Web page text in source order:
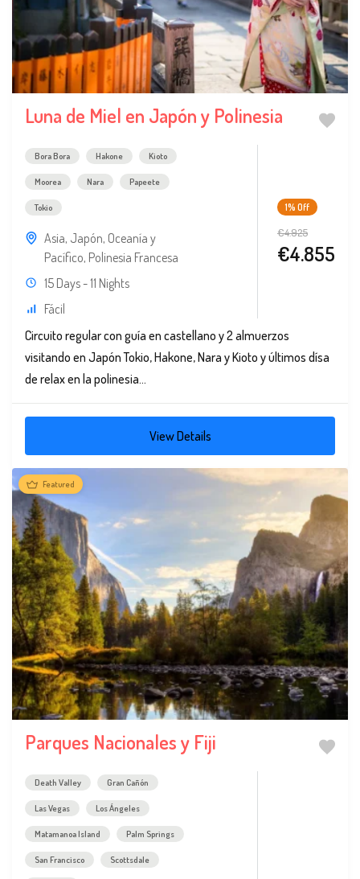
Luna de Miel en Japón y Polinesia
Bora Bora Hakone Kioto
Moorea Nara Papeete
Tokio
Asia, Japón, Oceanía y
Pacífico, Polinesia Francesa
15 Days - 11 Nights
Fácil
1% Off
€4.855
€4.925
Circuito regular con guía en castellano y 2 almuerzos
visitando en Japón Tokio, Hakone, Nara y Kioto y últimos dísa
de relax en la polinesia...
View Details
Featured
Parques Nacionales y Fiji
Death Valley Gran Cañón
Las Vegas Los Ángeles
Matamanoa Island Palm Springs
San Francisco Scottsdale